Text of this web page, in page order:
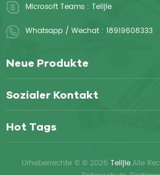
Microsoft Teams : Telijie
Whatsapp / Wechat : 18919608333
Neue Produkte
Sozialer Kontakt
Hot Tags
Urheberrechte © © 2026 Telijie.Alle